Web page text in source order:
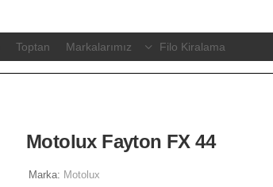
Toptan Markalarımız Filo Kiralama
Motolux Fayton FX 44
Marka: Motolux